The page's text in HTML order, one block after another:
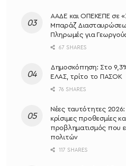
ΑΑΔΕ και ΟΠΕΚΕΠΕ σε
Μπαράζ
Πληρωμές για
67 SHARES
Δημοσκόπηση: Στο
ΕΛΑΣ, τρίτο το ΠΑΣΟΚ
76 SHARES
Νέες ταυτότητες 2026:
κρίσιμες προθεσμίες
προβληματισμός που
πολιτών
117 SHARES